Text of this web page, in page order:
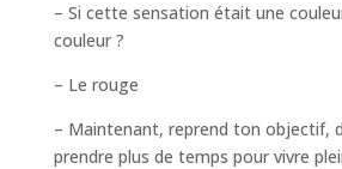
– Si cette sensation était une
couleur ?
– Le rouge
– Maintenant, reprend ton objectif,
prendre plus de temps pour vivre